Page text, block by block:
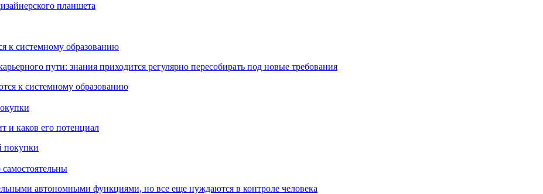
планшета
к системному образованию
пути: знания приходится регулярно пересобирать под новые требования
и каков его потенциал
автономными функциями, но все еще нуждаются в контроле человека